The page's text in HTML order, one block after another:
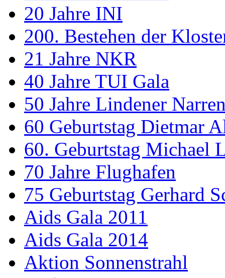
20 Jahre INI
200. Bestehen der
21 Jahre NKR
40 Jahre TUI Gala
50 Jahre Lindener
60 Geburtstag Dietmar
60. Geburtstag Michael
70 Jahre Flughafen
75 Geburtstag Gerhard
Aids Gala 2011
Aids Gala 2014
Aktion Sonnenstrahl